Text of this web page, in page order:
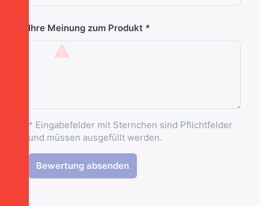
Ihre Meinung zum Produkt
* Eingabefelder mit Sternchen sind Pflichtfelder
und müssen ausgefüllt werden.
Bewertung absenden